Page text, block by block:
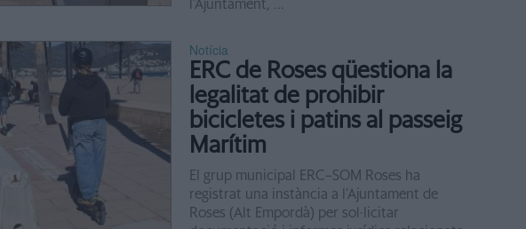
l’Ajuntament, ...
Notícia
ERC de Roses qüestiona la
legalitat de prohibir
bicicletes i patins al passeig
Marítim
El grup municipal ERC–SOM Roses ha
registrat una instància a l’Ajuntament de
Roses (Alt Empordà) per sol·licitar